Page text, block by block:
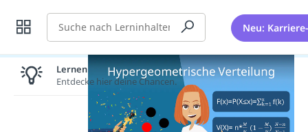
Suche Neu:
Lernen lohnt sich!
Entdecke hier deine Chancen.